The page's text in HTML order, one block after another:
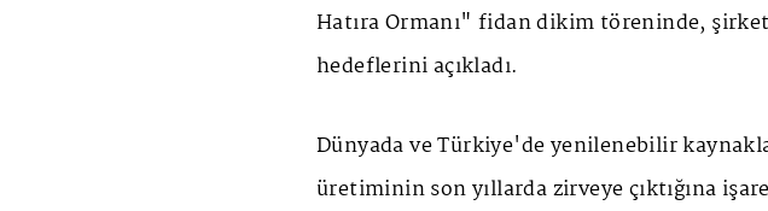
Hatıra Ormanı" fidan dikim töreninde,
hedeflerini açıkladı.
Dünyada ve Türkiye'de yenilenebilir
üretiminin son yıllarda zirveye çıktığına